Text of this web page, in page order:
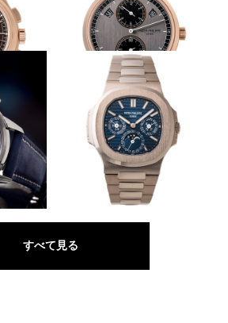
ー・カ
ワールドタイム Ref.5231
ノグ
得意の機構にレギュレーターを
PATEK PHILIPPE
レギュレーター・年次カレンダ
ー Ref.5235
レトロ
メゾン最薄永久カレンダー
PATEK PHILIPPE
ノーチラス 永久カレンダー
Ref.5740/1
すべて見る